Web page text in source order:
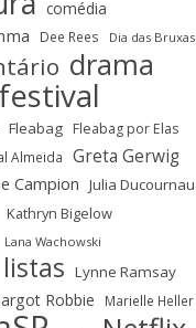
comédia
Dee Rees Dia das Bruxas
drama
festival
Fleabag Fleabag por Elas
Almeida Greta Gerwig
Campion Julia Ducournau
Kathryn Bigelow
Lana Wachowski
listas Lynne Ramsay
Robbie Marielle Heller